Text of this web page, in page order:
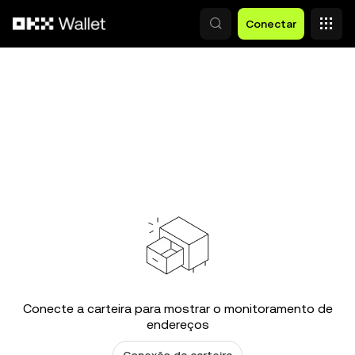
Conectar
Conecte a carteira para mostrar o monitoramento de
endereços